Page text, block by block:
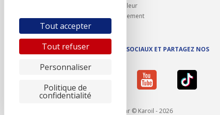
Tout accepter
Tout refuser
Personnaliser
Politique de
confidentialité
Devenez contrôleur
Carrières et recrutement
SUIVEZ AUTOVISION SUR LES RÉSEAUX SOCIAUX ET PARTAGEZ NOS
- Réalisé par © Karoil - 2026